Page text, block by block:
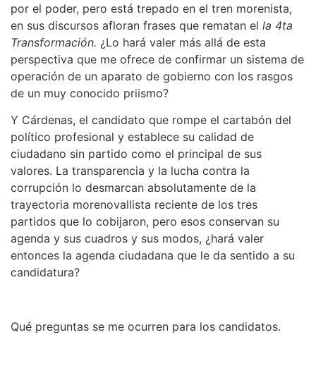
por el poder, pero está trepado en el tren morenista,
en sus discursos afloran frases que rematan el la 4ta
Transformación. ¿Lo hará valer más allá de esta
perspectiva que me ofrece de confirmar un sistema de
operación de un aparato de gobierno con los rasgos
de un muy conocido priismo?
Y Cárdenas, el candidato que rompe el cartabón del
político profesional y establece su calidad de
ciudadano sin partido como el principal de sus
valores. La transparencia y la lucha contra la
corrupción lo desmarcan absolutamente de la
trayectoria morenovallista reciente de los tres
partidos que lo cobijaron, pero esos conservan su
agenda y sus cuadros y sus modos, ¿hará valer
entonces la agenda ciudadana que le da sentido a su
candidatura?
Qué preguntas se me ocurren para los candidatos.